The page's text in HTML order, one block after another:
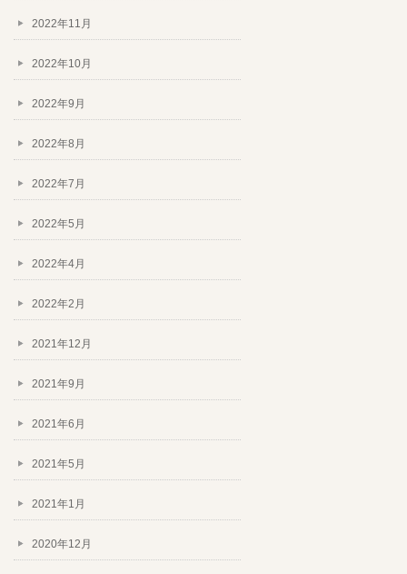
2022年11月
2022年10月
2022年9月
2022年8月
2022年7月
2022年5月
2022年4月
2022年2月
2021年12月
2021年9月
2021年6月
2021年5月
2021年1月
2020年12月